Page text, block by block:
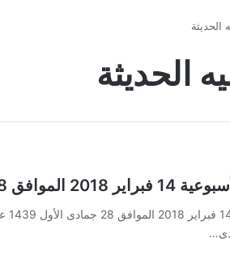
الحديثة
الأول 1439